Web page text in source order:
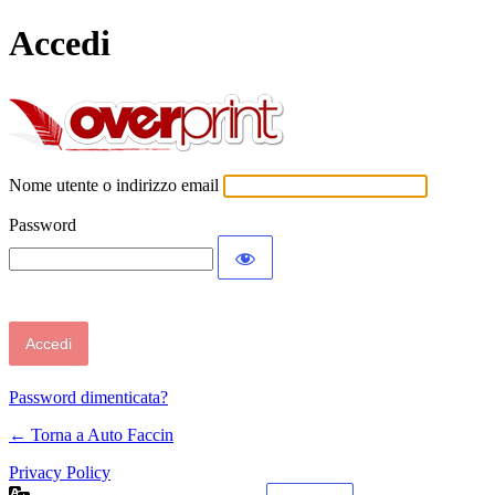
Accedi
Nome utente o indirizzo email
Password
Password dimenticata?
← Torna a Auto Faccin
Privacy Policy